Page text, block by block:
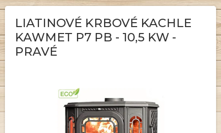
LIATINOVÉ KRBOVÉ KACHLE
KAWMET P7 PB - 10,5 KW -
PRAVÉ